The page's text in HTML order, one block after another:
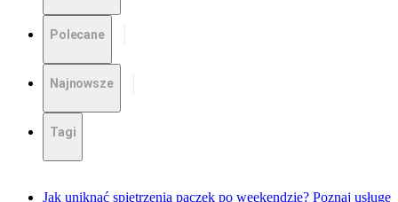
Polecane
Najnowsze
Tagi
Jak uniknąć spiętrzenia paczek po weekendzie? Poznaj usługę